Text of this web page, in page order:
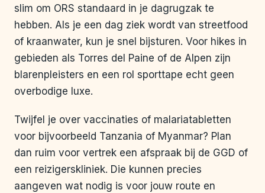
slim om ORS standaard in je dagrugzak te
hebben. Als je een dag ziek wordt van streetfood
of kraanwater, kun je snel bijsturen. Voor hikes in
gebieden als Torres del Paine of de Alpen zijn
blarenpleisters en een rol sporttape echt geen
overbodige luxe.
Twijfel je over vaccinaties of malariatabletten
voor bijvoorbeeld Tanzania of Myanmar? Plan
dan ruim voor vertrek een afspraak bij de GGD of
een reizigerskliniek. Die kunnen precies
aangeven wat nodig is voor jouw route en